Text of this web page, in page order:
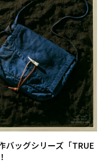
バッグシリーズ「TRUE